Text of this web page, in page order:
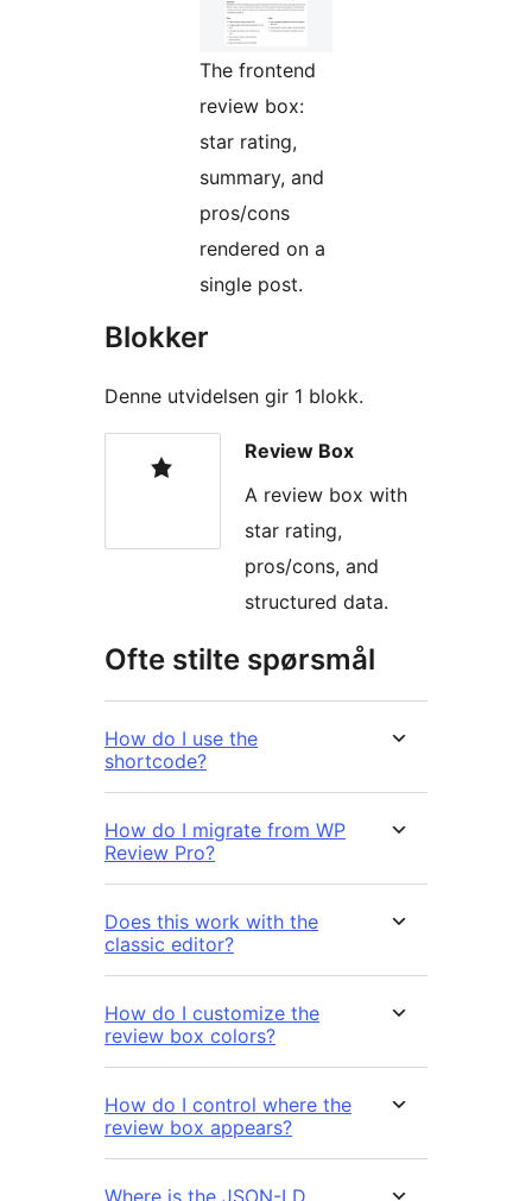
The frontend
review box:
star rating,
summary, and
pros/cons
rendered on a
single post.
Blokker
Denne utvidelsen gir 1 blokk.
Review Box
A review box with
star rating,
pros/cons, and
structured data.
Ofte stilte spørsmål
How do I use the
shortcode?
How do I migrate from WP
Review Pro?
Does this work with the
classic editor?
How do I customize the
review box colors?
How do I control where the
review box appears?
Where is the JSON-LD